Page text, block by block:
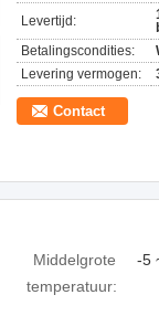
Levertijd:
Betalingscondities:
Levering vermogen:
Contact
Middelgrote
temperatuur:
-5